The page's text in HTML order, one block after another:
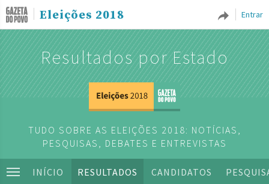
Entrar
Eleições 2018
Resultados por Estado
TUDO SOBRE AS ELEIÇÕES 2018: NOTÍCIAS,
PESQUISAS, DEBATES E ENTREVISTAS
INÍCIO RESULTADOS CANDIDATOS